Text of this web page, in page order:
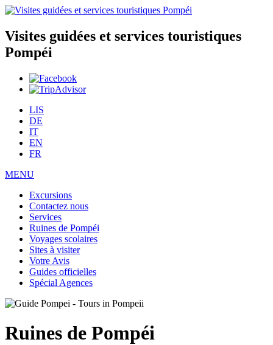
Visites guidées et services touristiques
Pompéi
LIS
DE
IT
EN
FR
MENU
Excursions
Contactez nous
Services
Ruines de Pompéi
Voyages scolaires
Sites à visiter
Votre Avis
Guides officielles
Spécial Agences
Ruines de Pompéi